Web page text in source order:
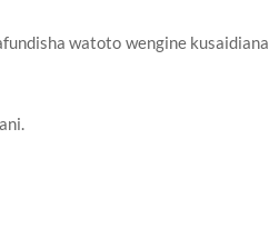
watoto wengine kusaidiana